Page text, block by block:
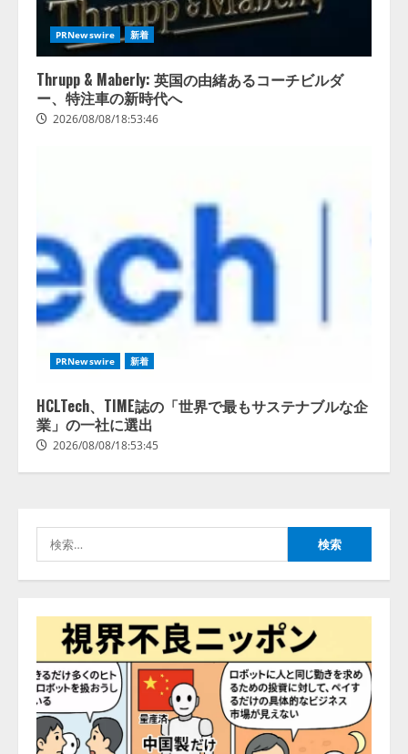
PRNewswire 新着
Thrupp & Maberly: 英国の由緒あるコーチビルダ
ー、特注車の新時代へ
2026/08/08/18:53:46
PRNewswire 新着
HCLTech、TIME誌の「世界で最もサステナブルな企
業」の一社に選出
2026/08/08/18:53:45
索:
2
拡充
2026/08/07/13:53:50
【2026年企業のAI導入・活用に関
業の68.0％が、自社でのAI導入・
活用は「上手くいっている」と回
答
2026/08/07/13:53:50
4
ナレッジワーク、AIエンジニア油
スAIエージェントOS」「営業領域
の業界特化LLM」の開発とAI研究
開発をリード
2026/08/07/10:54:31
AI駆動開発の推進に向けて
「TinhVan Technologies JSC.」と業